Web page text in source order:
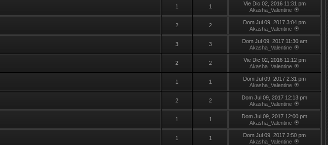
1 1
Vie Dic 02, 2016 11:31 pm
Akasha_Valentine
2 2
Dom Jul 09, 2017 3:04 pm
Akasha_Valentine
3 3
Dom Jul 09, 2017 11:30 am
Akasha_Valentine
2 2
Vie Dic 02, 2016 11:12 pm
Akasha_Valentine
1 1
Dom Jul 09, 2017 2:31 pm
Akasha_Valentine
2 2
Dom Jul 09, 2017 12:13 pm
Akasha_Valentine
1 1
Dom Jul 09, 2017 12:00 pm
Akasha_Valentine
1 1
Dom Jul 09, 2017 2:50 pm
Akasha_Valentine